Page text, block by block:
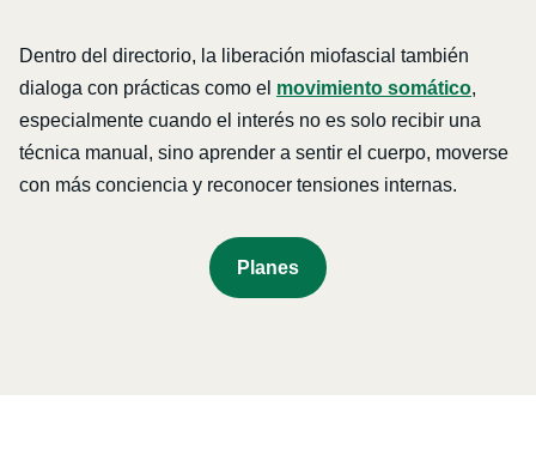
Dentro del directorio, la liberación miofascial también
dialoga con prácticas como el movimiento somático,
especialmente cuando el interés no es solo recibir una
técnica manual, sino aprender a sentir el cuerpo, moverse
con más conciencia y reconocer tensiones internas.
P Lanes